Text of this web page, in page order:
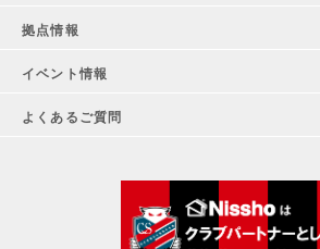
拠点情報
イベント情報
よくあるご質問